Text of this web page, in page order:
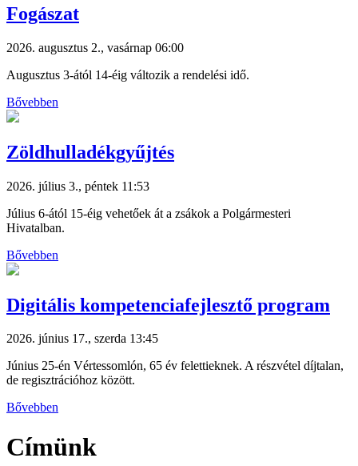
Fogászat
2026. augusztus 2., vasárnap 06:00
Augusztus 3-ától 14-éig változik a rendelési idő.
Bővebben
Zöldhulladékgyűjtés
2026. július 3., péntek 11:53
Július 6-ától 15-éig vehetőek át a zsákok a Polgármesteri
Hivatalban.
Bővebben
Digitális kompetenciafejlesztő program
2026. június 17., szerda 13:45
Június 25-én Vértessomlón, 65 év felettieknek. A részvétel díjtalan,
de regisztrációhoz között.
Bővebben
Címünk